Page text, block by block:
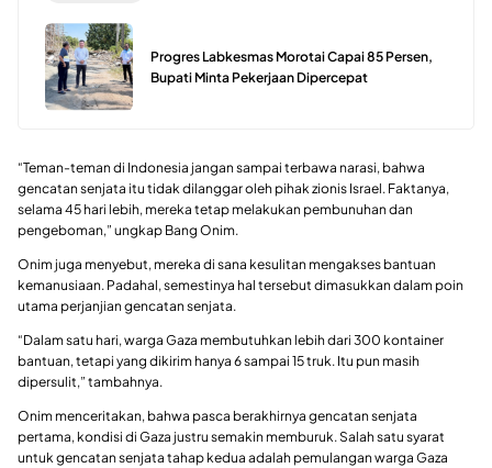
Progres Labkesmas Morotai Capai 85 Persen,
Bupati Minta Pekerjaan Dipercepat
“Teman-teman di Indonesia jangan sampai terbawa narasi, bahwa
gencatan senjata itu tidak dilanggar oleh pihak zionis Israel. Faktanya,
selama 45 hari lebih, mereka tetap melakukan pembunuhan dan
pengeboman,” ungkap Bang Onim.
Onim juga menyebut, mereka di sana kesulitan mengakses bantuan
kemanusiaan. Padahal, semestinya hal tersebut dimasukkan dalam poin
utama perjanjian gencatan senjata.
“Dalam satu hari, warga Gaza membutuhkan lebih dari 300 kontainer
bantuan, tetapi yang dikirim hanya 6 sampai 15 truk. Itu pun masih
dipersulit,” tambahnya.
Onim menceritakan, bahwa pasca berakhirnya gencatan senjata
pertama, kondisi di Gaza justru semakin memburuk. Salah satu syarat
untuk gencatan senjata tahap kedua adalah pemulangan warga Gaza